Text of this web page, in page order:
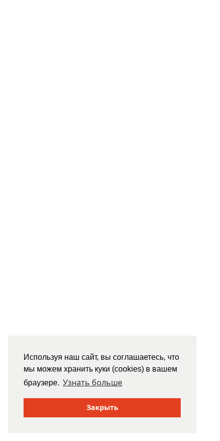
Используя наш сайт, вы соглашаетесь, что
мы можем хранить куки (cookies) в вашем
браузере. Узнать больше
Закрыть